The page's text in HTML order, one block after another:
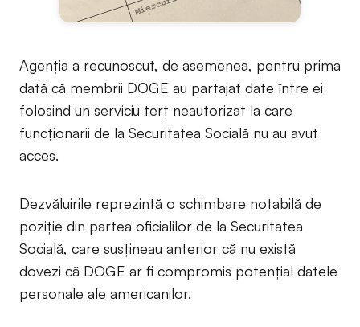
Agenția a recunoscut, de asemenea, pentru prima
dată că membrii DOGE au partajat date între ei
folosind un serviciu terț neautorizat la care
funcționarii de la Securitatea Socială nu au avut
acces.
Dezvăluirile reprezintă o schimbare notabilă de
poziție din partea oficialilor de la Securitatea
Socială, care susțineau anterior că nu există
dovezi că DOGE ar fi compromis potențial datele
personale ale americanilor.